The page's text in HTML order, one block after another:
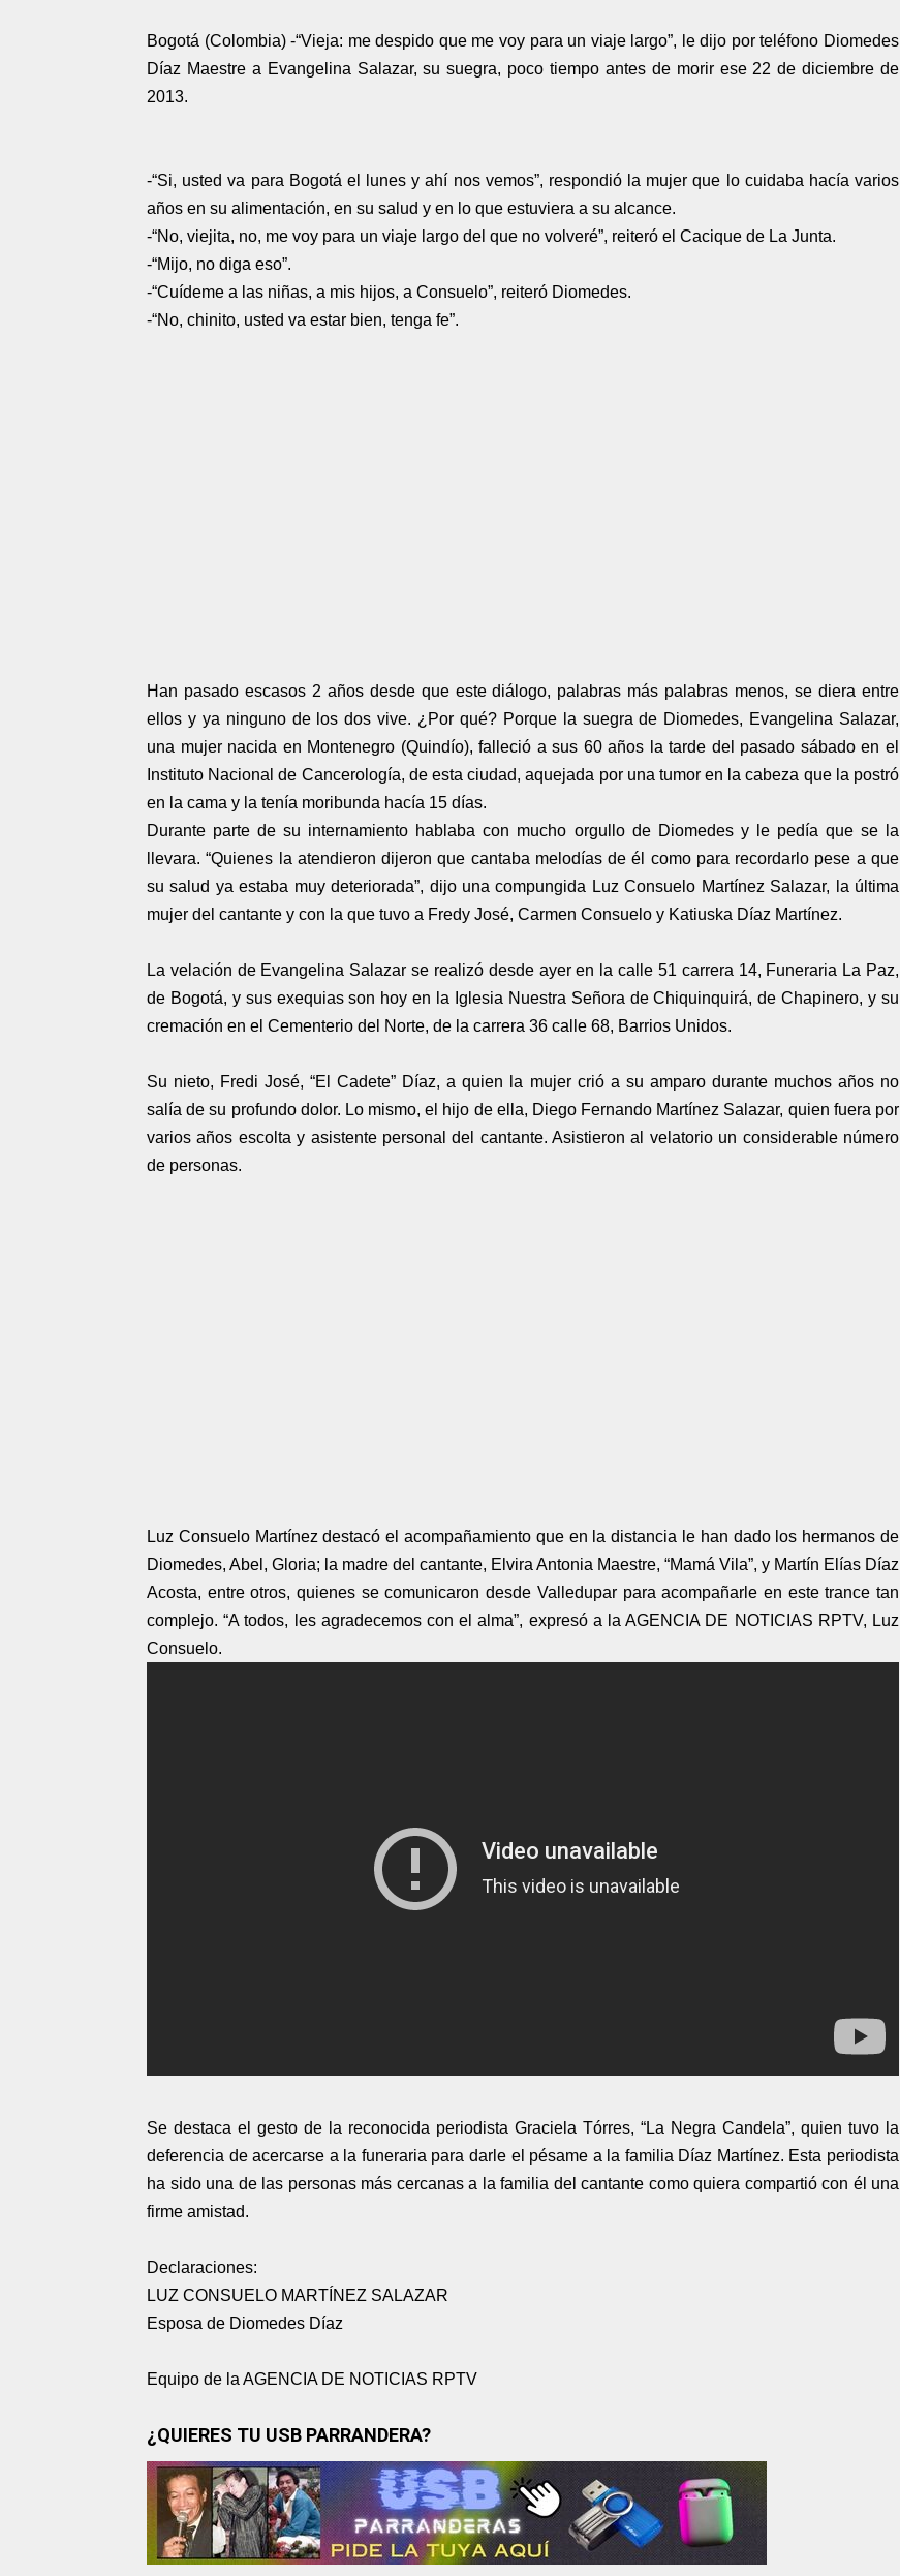
Bogotá (Colombia) -“Vieja: me despido que me voy para un viaje largo”, le dijo por teléfono Diomedes
Díaz Maestre a Evangelina Salazar, su suegra, poco tiempo antes de morir ese 22 de diciembre de
2013.
-“Si, usted va para Bogotá el lunes y ahí nos vemos”, respondió la mujer que lo cuidaba hacía varios
años en su alimentación, en su salud y en lo que estuviera a su alcance.
-“No, viejita, no, me voy para un viaje largo del que no volveré”, reiteró el Cacique de La Junta.
-“Mijo, no diga eso”.
-“Cuídeme a las niñas, a mis hijos, a Consuelo”, reiteró Diomedes.
-“No, chinito, usted va estar bien, tenga fe”.
Han pasado escasos 2 años desde que este diálogo, palabras más palabras menos, se diera entre
ellos y ya ninguno de los dos vive. ¿Por qué? Porque la suegra de Diomedes, Evangelina Salazar,
una mujer nacida en Montenegro (Quindío), falleció a sus 60 años la tarde del pasado sábado en el
Instituto Nacional de Cancerología, de esta ciudad, aquejada por una tumor en la cabeza que la postró
en la cama y la tenía moribunda hacía 15 días.
Durante parte de su internamiento hablaba con mucho orgullo de Diomedes y le pedía que se la
llevara. “Quienes la atendieron dijeron que cantaba melodías de él como para recordarlo pese a que
su salud ya estaba muy deteriorada”, dijo una compungida Luz Consuelo Martínez Salazar, la última
mujer del cantante y con la que tuvo a Fredy José, Carmen Consuelo y Katiuska Díaz Martínez.
La velación de Evangelina Salazar se realizó desde ayer en la calle 51 carrera 14, Funeraria La Paz,
de Bogotá, y sus exequias son hoy en la Iglesia Nuestra Señora de Chiquinquirá, de Chapinero, y su
cremación en el Cementerio del Norte, de la carrera 36 calle 68, Barrios Unidos.
Su nieto, Fredi José, “El Cadete” Díaz, a quien la mujer crió a su amparo durante muchos años no
salía de su profundo dolor. Lo mismo, el hijo de ella, Diego Fernando Martínez Salazar, quien fuera por
varios años escolta y asistente personal del cantante. Asistieron al velatorio un considerable número
de personas.
Luz Consuelo Martínez destacó el acompañamiento que en la distancia le han dado los hermanos de
Diomedes, Abel, Gloria; la madre del cantante, Elvira Antonia Maestre, “Mamá Vila”, y Martín Elías Díaz
Acosta, entre otros, quienes se comunicaron desde Valledupar para acompañarle en este trance tan
complejo. “A todos, les agradecemos con el alma”, expresó a la AGENCIA DE NOTICIAS RPTV, Luz
Consuelo.
Se destaca el gesto de la reconocida periodista Graciela Tórres, “La Negra Candela”, quien tuvo la
deferencia de acercarse a la funeraria para darle el pésame a la familia Díaz Martínez. Esta periodista
ha sido una de las personas más cercanas a la familia del cantante como quiera compartió con él una
firme amistad.
Declaraciones:
LUZ CONSUELO MARTÍNEZ SALAZAR
Esposa de Diomedes Díaz
Equipo de la AGENCIA DE NOTICIAS RPTV
¿QUIERES TU USB PARRANDERA?